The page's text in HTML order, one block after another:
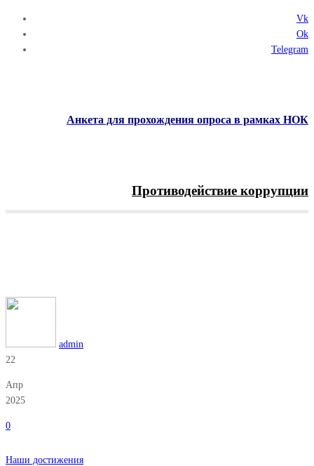
Vk
Ok
Telegram
Анкета для прохождения опроса в рамках НОК
Противодействие коррупции
admin
22
Апр
2025
0
Наши достижения